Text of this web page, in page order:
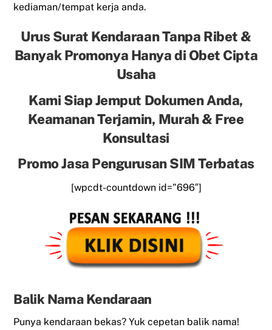
kediaman/tempat kerja anda.
Urus Surat Kendaraan Tanpa Ribet &
Banyak Promonya Hanya di Obet Cipta
Usaha
Kami Siap Jemput Dokumen Anda,
Keamanan Terjamin, Murah & Free
Konsultasi
Promo Jasa Pengurusan SIM Terbatas
[wpcdt-countdown id=”696″]
Balik Nama Kendaraan
Punya kendaraan bekas? Yuk cepetan balik nama!